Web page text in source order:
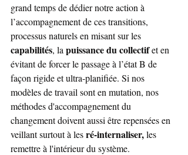
grand temps de dédier notre action à
l’accompagnement de ces transitions,
processus naturels en misant sur les
capabilités, la puissance du collectif et en
évitant de forcer le passage à l’état B de
façon rigide et ultra-planifiée. Si nos
modèles de travail sont en mutation, nos
méthodes d'accompagnement du
changement doivent aussi être repensées en
veillant surtout à les ré-internaliser, les
remettre à l'intérieur du système.